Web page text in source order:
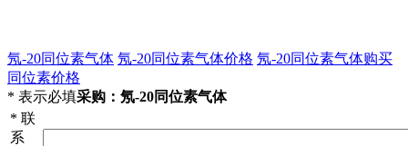
氖-20同位素气体 氖-20同位素气体价格 氖-20同位素气体购买
同位素价格
* 表示必填采购：氖-20同位素气体
* 联
系